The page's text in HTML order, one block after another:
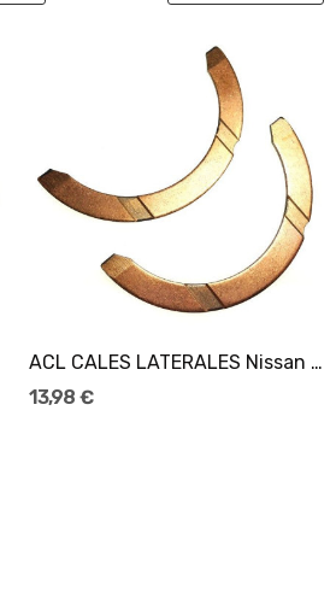
ACL CALES LATERALES Nissan VQ20/VQ25/VQ30/VQ35DE
13,98 €